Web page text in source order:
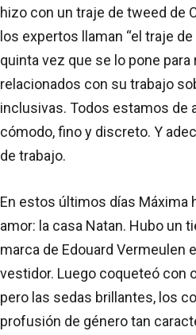
hizo con un traje de tweed de
los expertos llaman “el traje de
quinta vez que se lo pone
relacionados con su trabajo
inclusivas. Todos estamos de
cómodo, fino y discreto. Y
de trabajo.
En estos últimos días Máxima
amor: la casa Natan. Hubo un
marca de Edouard Vermeulen
vestidor. Luego coqueteó con
pero las sedas brillantes, los
profusión de género tan